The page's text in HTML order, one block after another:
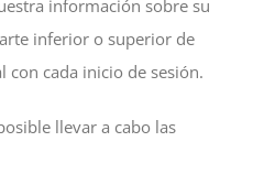
información sobre su
inferior o superior de
con cada inicio de sesión.
llevar a cabo las